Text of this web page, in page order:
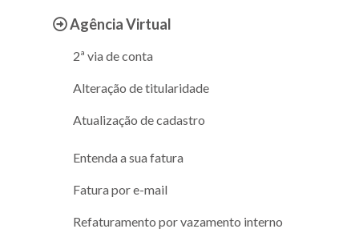
Agência Virtual
2ª via de conta
Alteração de titularidade
Atualização de cadastro
Entenda a sua fatura
Fatura por e-mail
Refaturamento por vazamento interno